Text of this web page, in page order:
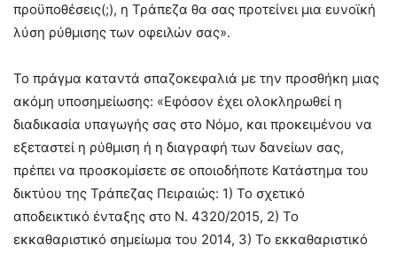
προϋποθέσεις(;), η Τράπεζα θα σας προτείνει μια ευνοϊκή
λύση ρύθμισης των οφειλών σας».
Το πράγμα καταντά σπαζοκεφαλιά με την προσθήκη μιας
ακόμη υποσημείωσης: «Εφόσον έχει ολοκληρωθεί η
διαδικασία υπαγωγής σας στο Νόμο, και προκειμένου να
εξεταστεί η ρύθμιση ή η διαγραφή των δανείων σας,
πρέπει να προσκομίσετε σε οποιοδήποτε Κατάστημα του
δικτύου της Τράπεζας Πειραιώς: 1) Το σχετικό
αποδεικτικό ένταξης στο Ν. 4320/2015, 2) Το
εκκαθαριστικό σημείωμα του 2014, 3) Το εκκαθαριστικό